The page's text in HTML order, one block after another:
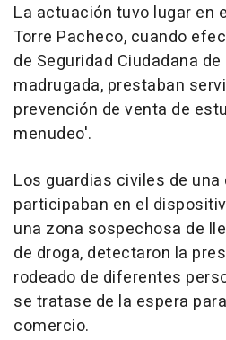
La actuación tuvo lugar en
Torre Pacheco, cuando
de Seguridad Ciudadana
madrugada, prestaban
prevención de venta de
menudeo'.
Los guardias civiles de
participaban en el
una zona sospechosa de
de droga, detectaron la
rodeado de diferentes
se tratase de la espera
comercio.